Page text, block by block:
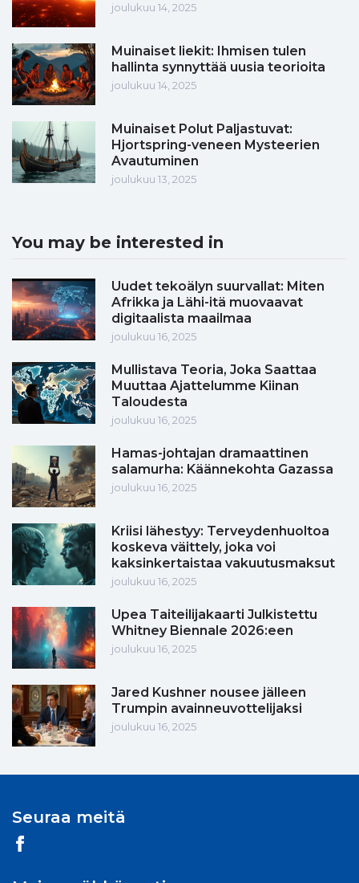
joulukuu 14, 2025
Muinaiset liekit: Ihmisen tulen
hallinta synnyttää uusia teorioita
joulukuu 14, 2025
Muinaiset Polut Paljastuvat:
Hjortspring-veneen Mysteerien
Avautuminen
joulukuu 13, 2025
You may be interested in
Uudet tekoälyn suurvallat: Miten
Afrikka ja Lähi-itä muovaavat
digitaalista maailmaa
joulukuu 16, 2025
Mullistava Teoria, Joka Saattaa
Muuttaa Ajattelumme Kiinan
Taloudesta
joulukuu 16, 2025
Hamas-johtajan dramaattinen
salamurha: Käännekohta Gazassa
joulukuu 16, 2025
Kriisi lähestyy: Terveydenhuoltoa
koskeva väittely, joka voi
kaksinkertaistaa vakuutusmaksut
joulukuu 16, 2025
Upea Taiteilijakaarti Julkistettu
Whitney Biennale 2026:een
joulukuu 16, 2025
Jared Kushner nousee jälleen
Trumpin avainneuvottelijaksi
joulukuu 16, 2025
Seuraa meitä